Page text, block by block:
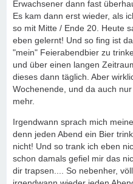
Erwachsener dann fast
Es kam dann erst wieder, als
so mit Mitte / Ende 20. Heute
eben gelernt! Und so fing ist
"mein" Feierabendbier zu
und über einen langen
dieses dann täglich. Aber
Wochenende, und da auch
mehr.
Irgendwann sprach mich
denn jeden Abend ein Bier
nicht! Und so trank ich eben
schon damals gefiel mir das
dir trapsen.... So nebenher,